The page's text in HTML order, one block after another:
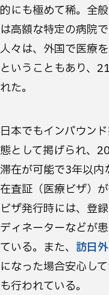
的にも極めて稀。全
は高額な特定の病院
人々は、外国で医療
ということもあり、
れた。
日本でもインバウン
態として掲げられ、
滞在が可能で3年以
在査証（医療ビザ）
ビザ発行時には、登
ディネーターなどが
ている。また、 訪日
になった場合安心し
も行われている。